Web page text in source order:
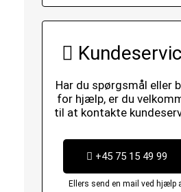
Har du spørgsmål eller
for hjælp, er du
til at kontakte
+45 75 15 49 99
Ellers send en mail ved hjælp